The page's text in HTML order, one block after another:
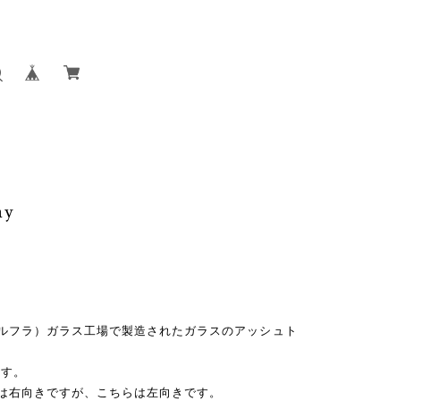
ラ）ガラス工場で製造されたガラスのアッシュト
。
向きですが、こちらは左向きです。